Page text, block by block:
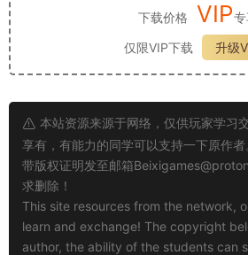
下载价格 VIP
仅限VIP下载
升级
本站资源来源于网络，仅供玩家学习
享有，有能力的同学可以支持一下原作
带版权证明发至邮箱
求删除！
This site resources from the network,
learn and exchange! The copyright
author, the ability of the students can